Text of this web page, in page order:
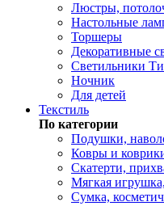
Люстры,
Настольные
Торшеры
Декоративные
Светильники
Ночник
Для детей
Текстиль
По категории
Подушки,
Ковры и
Скатерти,
Мягкая
Сумка,